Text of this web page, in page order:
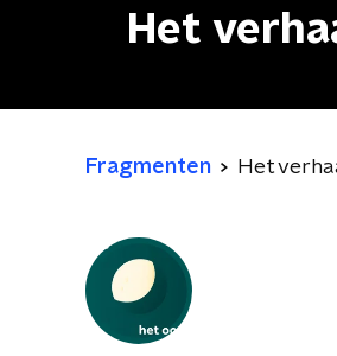
Het
Fragmenten Het